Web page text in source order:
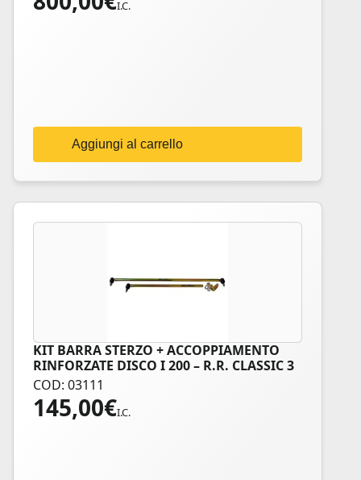
I.C.
Aggiungi al carrello
KIT BARRA STERZO + ACCOPPIAMENTO
RINFORZATE DISCO I 200 – R.R. CLASSIC 3
TESTINE
COD: 03111
145,00€I.C.